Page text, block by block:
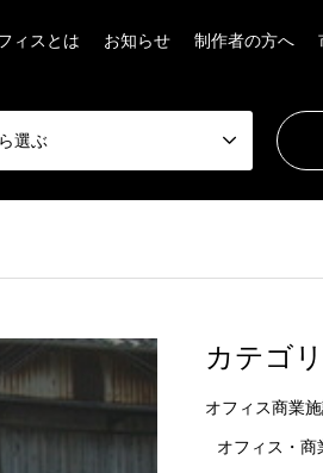
ィスとは お知らせ 制作者の方へ
選ぶ
カテゴ
オフィス商業
オフィス・商